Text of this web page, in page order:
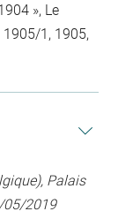
», Le
1905/1, 1905,
Palais
05/2019